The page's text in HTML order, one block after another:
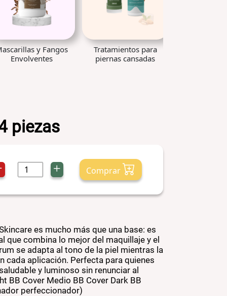
y Fangos
Envolventes
Tratamientos para
piernas cansadas
piezas
Comprar
es mucho más que una base: es
que combina lo mejor del maquillaje y el
se adapta al tono de la piel mientras la
cada aplicación. Perfecta para quienes
y luminoso sin renunciar al
BB Cover Medio BB Cover Dark BB
perfeccionador)